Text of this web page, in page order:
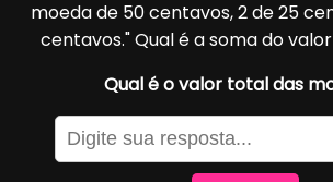
moeda de 50 centavos, 2 de 25
centavos." Qual é a soma do
Qual é o valor total das